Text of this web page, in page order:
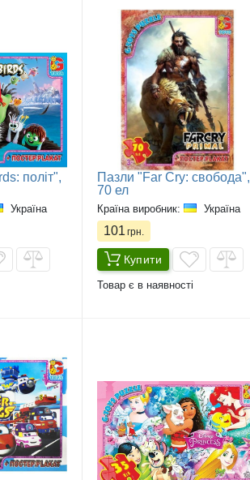
політ",
Україна
Пазли "Far Cry: свобода",
70 ел
Країна виробник: Україна
101грн.
Купити
Товар є в наявності